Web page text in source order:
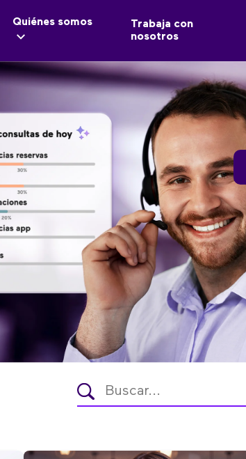
Quiénes somos
Trabaja con
nosotros